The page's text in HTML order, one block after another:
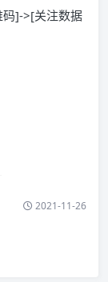
]->[关注数据
2021-11-26